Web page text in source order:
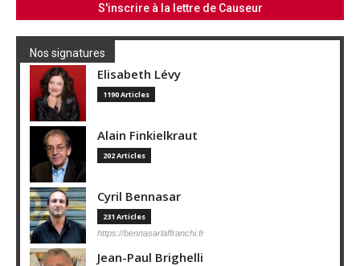
Nos signatures
Elisabeth Lévy
1190 Articles
Alain Finkielkraut
202 Articles
Cyril Bennasar
231 Articles
https://bennasarlaffranchi.fr
Jean-Paul Brighelli